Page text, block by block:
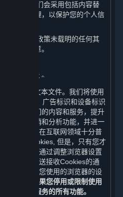
信息时，我们会采用包括内容替
息进行处理，以保护您的个人信
信息用于本政策未载明的任何其
的授权同意。
其同类技术 ⏶
算机上的文本文件。我们将使用
标、像素、广告标识和设备标识
何使用我们的内容和服务，提升
强市场营销和分析功能，并进一
的使用在互联网领域十分普
动接受Cookies, 但是，只有您才
。您可以通过调整浏览器设置
览器向您发送接收Cookies的通
以通过调整您使用的浏览器的设
但请注意，如果您停用或限制使用
用内容和服务的所有功能。